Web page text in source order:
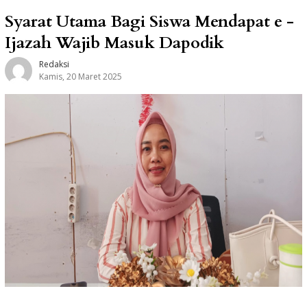
Syarat Utama Bagi Siswa Mendapat e -
Ijazah Wajib Masuk Dapodik
Redaksi
Kamis, 20 Maret 2025